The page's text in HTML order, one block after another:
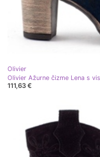
Olivier
111,63 €